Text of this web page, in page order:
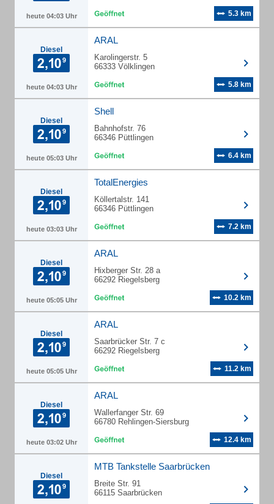
heute 04:03 Uhr 5.3 km
Diesel
heute 04:03 Uhr
ARAL
Karolingerstr. 5
66333 Völklingen
5.8 km
Diesel
heute 05:03 Uhr
Shell
Bahnhofstr. 76
66346 Püttlingen
6.4 km
Diesel
heute 03:03 Uhr
TotalEnergies
Köllertalstr. 141
66346 Püttlingen
7.2 km
Diesel
heute 05:05 Uhr
ARAL
Hixberger Str. 28 a
66292 Riegelsberg
10.2 km
Diesel
heute 05:05 Uhr
ARAL
Saarbrücker Str. 7 c
66292 Riegelsberg
11.2 km
Diesel
heute 03:02 Uhr
ARAL
Wallerfanger Str. 69
66780 Rehlingen-Siersburg
12.4 km
Diesel
MTB Tankstelle Saarbrücken
Breite Str. 91
66115 Saarbrücken